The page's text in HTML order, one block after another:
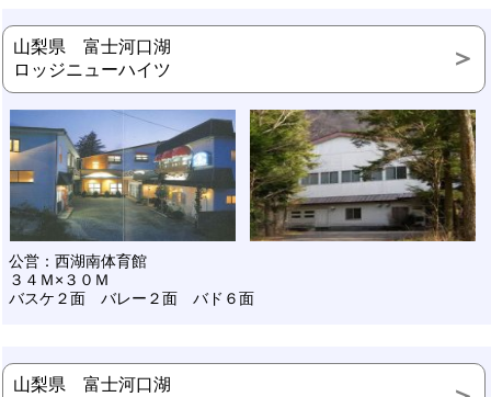
山梨県 富士河口湖
ロッジニューハイツ
公営：西湖南体育館
３４Ｍ×３０Ｍ
バスケ２面 バレー２面 バド６面
山梨県 富士河口湖